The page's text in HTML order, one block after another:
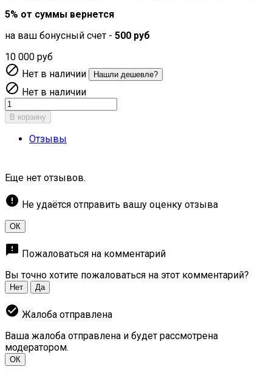
5% от суммы вернется
на ваш бонусный счет - 500 руб
10 000 руб
 Нет в наличии Нашли дешевле?
 Нет в наличии
В корзину
Отзывы
Еще нет отзывов.
error Не удаётся отправить вашу оценку отзыва
ОК
feedback Пожаловаться на комментарий
Вы точно хотите пожаловаться на этот комментарий?
Нет Да
check_circle Жалоба отправлена
Ваша жалоба отправлена и будет рассмотрена
модератором.
ОК